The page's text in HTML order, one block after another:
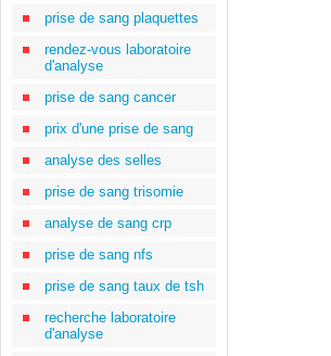
prise de sang plaquettes
rendez-vous laboratoire
d'analyse
prise de sang cancer
prix d'une prise de sang
analyse des selles
prise de sang trisomie
analyse de sang crp
prise de sang nfs
prise de sang taux de tsh
recherche laboratoire
d'analyse